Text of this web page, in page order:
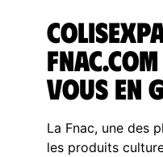
vous en
La Fnac, une des
les produits